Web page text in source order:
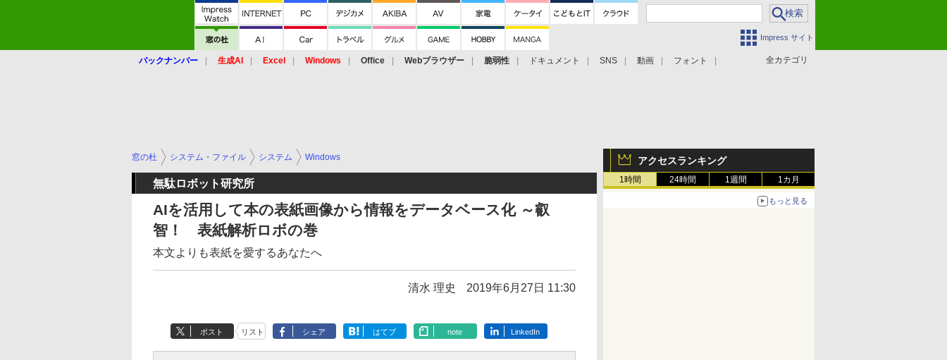
Impress サイト
全カテゴリ
バックナンバー 生成AI Excel Windows Office Webブラウザー 脆弱性 ドキュメント SNS 動画 フォント
アクセスランキング
1時間 24時間 1週間 1カ月
もっと見る
窓の杜 システム・ファイル システム Windows
無駄ロボット研究所
AIを活用して本の表紙画像から情報をデータベース化 ～叡
智！ 表紙解析ロボの巻
本文よりも表紙を愛するあなたへ
清水 理史 2019年6月27日 11:30
ポスト リスト シェア はてブ note LinkedIn